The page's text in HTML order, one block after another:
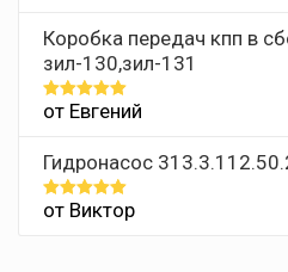
Коробка передач кпп в
зил-130,зил-131
Оценка5
от Евгений
Гидронасос
Оценка5
от Виктор